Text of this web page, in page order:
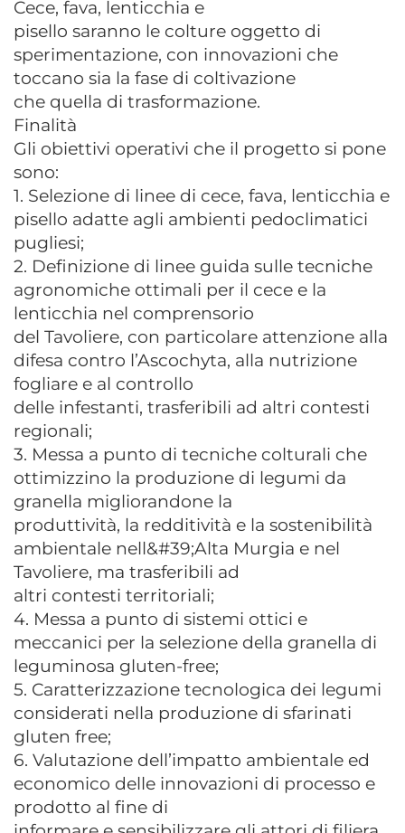
Cece, fava, lenticchia e
pisello saranno le colture oggetto di
sperimentazione, con innovazioni che
toccano sia la fase di coltivazione
che quella di trasformazione.
Finalità
Gli obiettivi operativi che il progetto si pone
sono:
1. Selezione di linee di cece, fava, lenticchia e
pisello adatte agli ambienti pedoclimatici
pugliesi;
2. Definizione di linee guida sulle tecniche
agronomiche ottimali per il cece e la
lenticchia nel comprensorio
del Tavoliere, con particolare attenzione alla
difesa contro l’Ascochyta, alla nutrizione
fogliare e al controllo
delle infestanti, trasferibili ad altri contesti
regionali;
3. Messa a punto di tecniche colturali che
ottimizzino la produzione di legumi da
granella migliorandone la
produttività, la redditività e la sostenibilità
ambientale nell&#39;Alta Murgia e nel
Tavoliere, ma trasferibili ad
altri contesti territoriali;
4. Messa a punto di sistemi ottici e
meccanici per la selezione della granella di
leguminosa gluten-free;
5. Caratterizzazione tecnologica dei legumi
considerati nella produzione di sfarinati
gluten free;
6. Valutazione dell’impatto ambientale ed
economico delle innovazioni di processo e
prodotto al fine di